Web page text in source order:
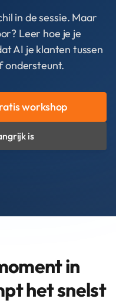
in de sessie. Maar
Leer hoe je je
AI je klanten tussen
ondersteunt.
workshop
is
in
het snelst